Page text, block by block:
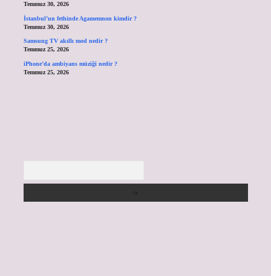
Temmuz 30, 2026
İstanbul’un fethinde Agamemnon kimdir ?
Temmuz 30, 2026
Samsung TV akıllı mod nedir ?
Temmuz 25, 2026
iPhone’da ambiyans müziği nedir ?
Temmuz 25, 2026